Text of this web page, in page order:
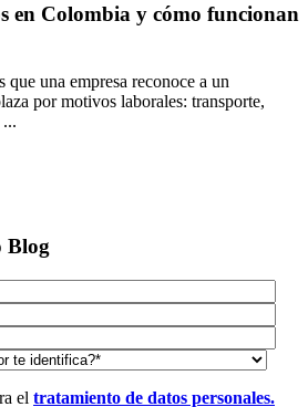
en Colombia y cómo funcionan
una empresa reconoce a un
por motivos laborales: transporte,
Blog
el tratamiento de datos personales.